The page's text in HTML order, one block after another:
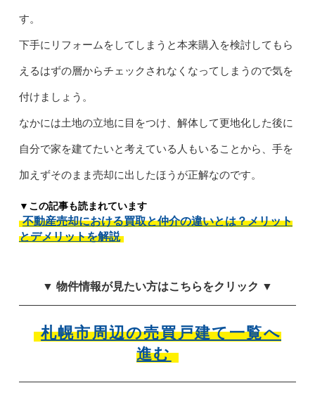
す。
下手にリフォームをしてしまうと本来購入を検討してもら
えるはずの層からチェックされなくなってしまうので気を
付けましょう。
なかには土地の立地に目をつけ、解体して更地化した後に
自分で家を建てたいと考えている人もいることから、手を
加えずそのまま売却に出したほうが正解なのです。
▼この記事も読まれています
不動産売却における買取と仲介の違いとは？メリット
とデメリットを解説
▼ 物件情報が見たい方はこちらをクリック ▼
札幌市周辺の売買戸建て一覧へ
進む